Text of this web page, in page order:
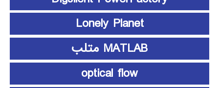
Lonely Planet
MATLAB متلب
optical flow